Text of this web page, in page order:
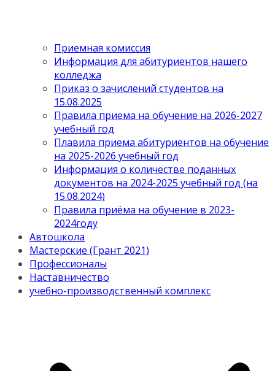
Приемная комиссия
Информация для абитуриентов нашего
колледжа
Приказ о зачислений студентов на
15.08.2025
Правила приема на обучение на 2026-2027
учебный год
Плавила приема абитуриентов на обучение
на 2025-2026 учебный год
Информация о количестве поданных
документов на 2024-2025 учебный год (на
15.08.2024)
Правила приёма на обучение в 2023-
2024году
Автошкола
Мастерские (Грант 2021)
Профессионалы
Наставничество
учебно-производственный комплекс